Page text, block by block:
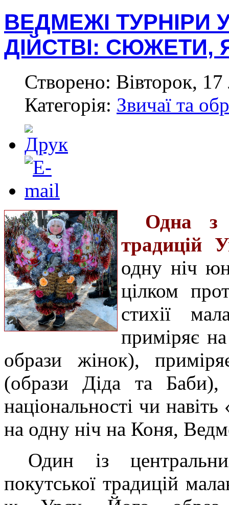
ВЕДМЕЖІ
ДІЙСТВІ:
Створено: Вівторок,
Категорія: Звичаї та
Одна з
традицій
одну ніч
цілком
стихії
приміряє
образи жінок),
(образи Діда та
національності чи
на одну ніч на Коня,
Один із
покутської традицій